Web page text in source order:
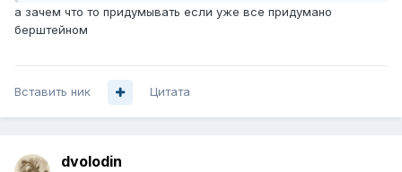
а зачем что то придумывать если уже все придумано
берштейном
Вставить ник Цитата
dvolodin